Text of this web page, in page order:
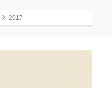
2017